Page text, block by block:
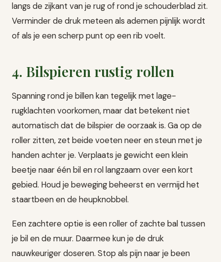
langs de zijkant van je rug of rond je schouderblad zit.
Verminder de druk meteen als ademen pijnlijk wordt
of als je een scherp punt op een rib voelt.
4. Bilspieren rustig rollen
Spanning rond je billen kan tegelijk met lage-
rugklachten voorkomen, maar dat betekent niet
automatisch dat de bilspier de oorzaak is. Ga op de
roller zitten, zet beide voeten neer en steun met je
handen achter je. Verplaats je gewicht een klein
beetje naar één bil en rol langzaam over een kort
gebied. Houd je beweging beheerst en vermijd het
staartbeen en de heupknobbel.
Een zachtere optie is een roller of zachte bal tussen
je bil en de muur. Daarmee kun je de druk
nauwkeuriger doseren. Stop als pijn naar je been